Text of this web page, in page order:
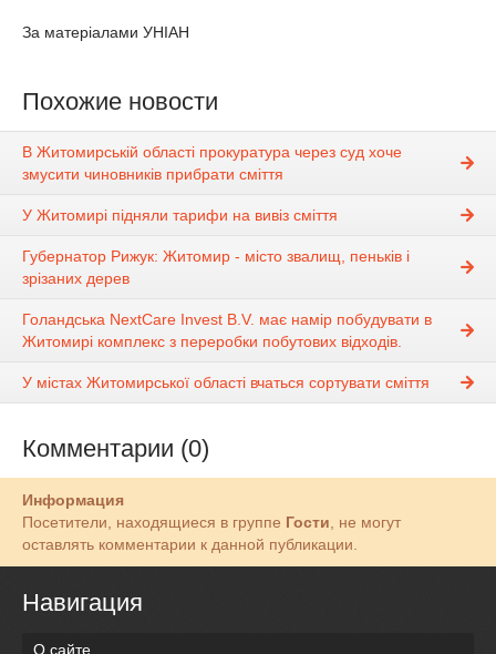
За матеріалами УНІАН
Похожие новости
В Житомирській області прокуратура через суд хоче
змусити чиновників прибрати сміття
У Житомирі підняли тарифи на вивіз сміття
Губернатор Рижук: Житомир - місто звалищ, пеньків і
зрізаних дерев
Голандська NextCare Invest B.V. має намір побудувати в
Житомирі комплекс з переробки побутових відходів.
У містах Житомирської області вчаться сортувати сміття
Комментарии (0)
Информация
Посетители, находящиеся в группе Гости, не могут
оставлять комментарии к данной публикации.
Навигация
О сайте